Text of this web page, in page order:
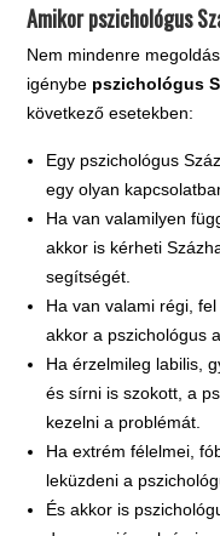
Amikor pszichológus
Nem mindenre
igénybe pszichológus
következő esetekben:
Egy pszichológus
egy olyan
Ha van valamilyen
akkor is kérheti
segítségét.
Ha van valami régi,
akkor a pszichológus
Ha érzelmileg labilis,
és sírni is szokott, a
kezelni a problémát.
Ha extrém félelmei,
leküzdeni a
És akkor is